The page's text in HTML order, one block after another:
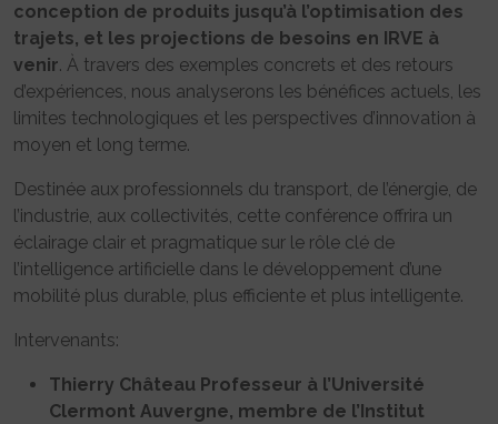
conception de produits jusqu’à l’optimisation des
trajets, et les projections de besoins en IRVE à
venir. À travers des exemples concrets et des retours
d’expériences, nous analyserons les bénéfices actuels, les
limites technologiques et les perspectives d’innovation à
moyen et long terme.
Destinée aux professionnels du transport, de l’énergie, de
l’industrie, aux collectivités, cette conférence offrira un
éclairage clair et pragmatique sur le rôle clé de
l’intelligence artificielle dans le développement d’une
mobilité plus durable, plus efficiente et plus intelligente.
Intervenants:
Thierry Château Professeur à l’Université
Clermont Auvergne, membre de l’Institut